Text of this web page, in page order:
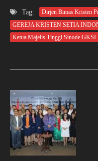
Tag: Dirjen Bimas Kristen
GEREJA KRISTEN SETIA
Ketua Majelis Tinggi Sinode GKSI